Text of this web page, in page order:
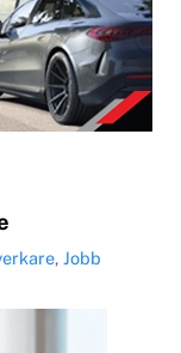
, Jobb